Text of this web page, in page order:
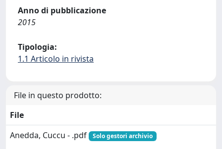
Anno di pubblicazione
2015
Tipologia:
1.1 Articolo in rivista
File in questo prodotto:
File
Anedda, Cuccu - .pdf
Solo gestori archivio